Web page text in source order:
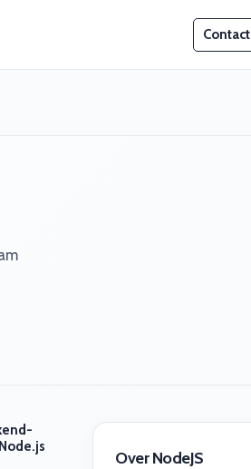
Contact
Over NodeJS